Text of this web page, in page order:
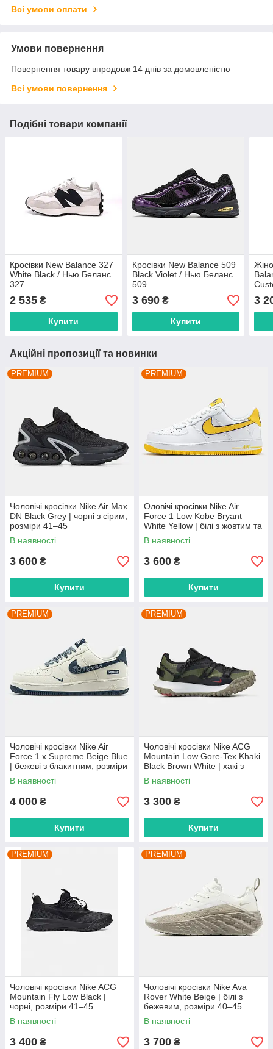
Всі умови оплати
Умови повернення
Повернення товару впродовж 14 днів за домовленістю
Всі умови повернення
Подібні товари компанії
Кросівки New Balance 327
White Black / Нью Беланс
327
2 535 ₴
Купити
Кросівки New Balance 509
Black Violet / Нью Беланс
509
3 690₴
Купити
3
Акційні пропозиції та новинки
PREMIUM
Чоловічі кросівки Nike Air Max
DN Black Grey | чорні з сірим,
розміри 41–45
В наявності
3 600 ₴
Купити
PREMIUM
Оловічі кросівки Nike Air
Force 1 Low Kobe Bryant
White Yellow | білі з жовтим та
фіолетовим, розміри 40–45
В наявності
3 600 ₴
Купити
PREMIUM
Чоловічі кросівки Nike Air
Force 1 x Supreme Beige Blue
| бежеві з блакитним, розміри
41–45
В наявності
4 000 ₴
Купити
PREMIUM
Чоловічі кросівки Nike ACG
Mountain Low Gore-Tex Khaki
Black Brown White | хакі з
чорним та коричневим,
розміри 41–45
В наявності
3 300 ₴
Купити
PREMIUM
Чоловічі кросівки Nike ACG
Mountain Fly Low Black |
чорні, розміри 41–45
В наявності
3 400 ₴
PREMIUM
Чоловічі кросівки Nike Ava
Rover White Beige | білі з
бежевим, розміри 40–45
В наявності
3 700 ₴